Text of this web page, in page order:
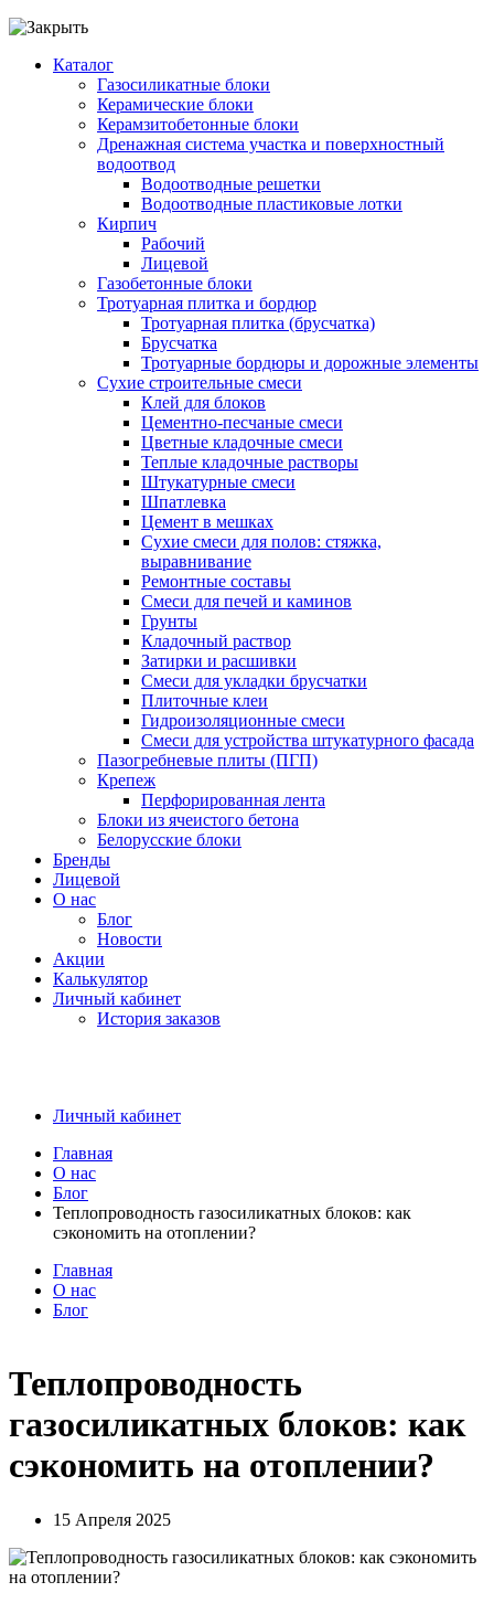
Каталог
Газосиликатные блоки
Керамические блоки
Керамзитобетонные блоки
Дренажная система участка и поверхностный
водоотвод
Водоотводные решетки
Водоотводные пластиковые лотки
Кирпич
Рабочий
Лицевой
Газобетонные блоки
Тротуарная плитка и бордюр
Тротуарная плитка (брусчатка)
Брусчатка
Тротуарные бордюры и дорожные элементы
Сухие строительные смеси
Клей для блоков
Цементно-песчаные смеси
Цветные кладочные смеси
Теплые кладочные растворы
Штукатурные смеси
Шпатлевка
Цемент в мешках
Сухие смеси для полов: стяжка,
выравнивание
Ремонтные составы
Смеси для печей и каминов
Грунты
Кладочный раствор
Затирки и расшивки
Смеси для укладки брусчатки
Плиточные клеи
Гидроизоляционные смеси
Смеси для устройства штукатурного фасада
Пазогребневые плиты (ПГП)
Крепеж
Перфорированная лента
Блоки из ячеистого бетона
Белорусские блоки
Бренды
Лицевой
О нас
Блог
Новости
Акции
Калькулятор
Личный кабинет
История заказов
Личный кабинет
Главная
О нас
Блог
Теплопроводность газосиликатных блоков: как
сэкономить на отоплении?
Главная
О нас
Блог
Теплопроводность
газосиликатных блоков: как
сэкономить на отоплении?
15 Апреля 2025